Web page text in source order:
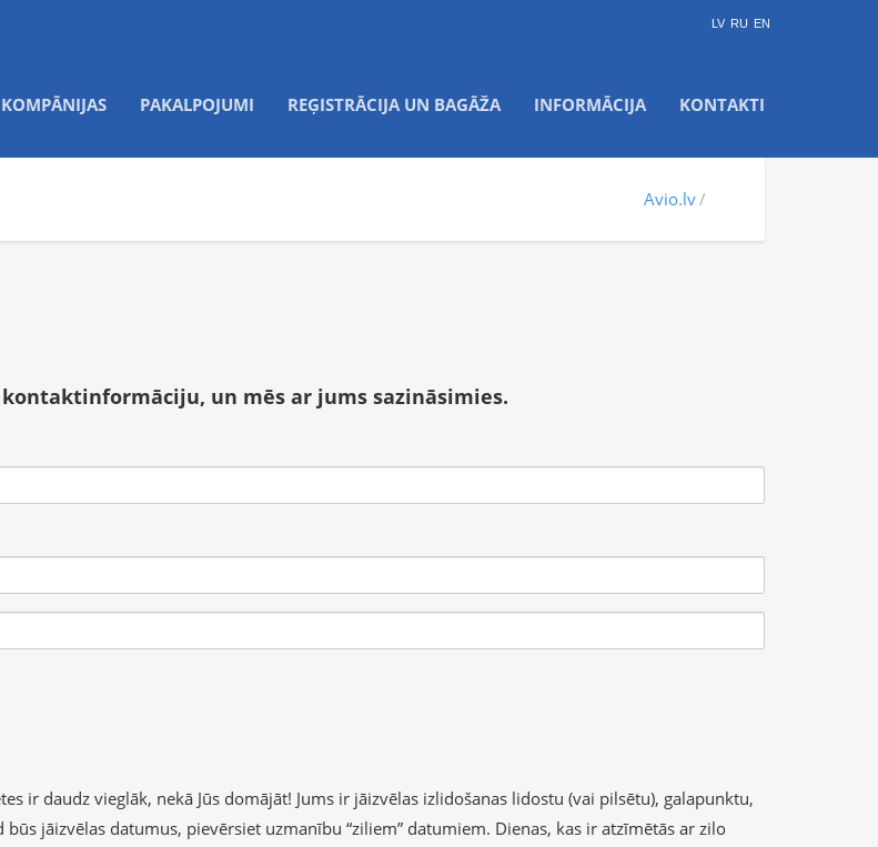
LV RU EN
PAKALPOJUMI REĢISTRĀCIJA UN BAGĀŽA INFORMĀCIJA KONTAKTI
Avio.lv
un mēs ar jums sazināsimies.
ir daudz vieglāk, nekā Jūs domājāt! Jums ir jāizvēlas izlidošanas lidostu (vai pilsētu), galapunktu,
jāizvēlas datumus, pievērsiet uzmanību “ziliem” datumiem. Dienas, kas ir atzīmētās ar zilo